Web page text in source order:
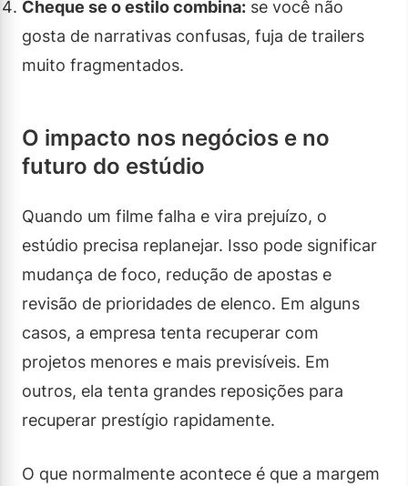
Cheque se o estilo combina: se você não
gosta de narrativas confusas, fuja de trailers
muito fragmentados.
O impacto nos negócios e no
futuro do estúdio
Quando um filme falha e vira prejuízo, o
estúdio precisa replanejar. Isso pode significar
mudança de foco, redução de apostas e
revisão de prioridades de elenco. Em alguns
casos, a empresa tenta recuperar com
projetos menores e mais previsíveis. Em
outros, ela tenta grandes reposições para
recuperar prestígio rapidamente.
O que normalmente acontece é que a margem